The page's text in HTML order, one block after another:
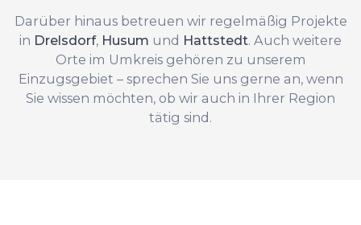
Darüber hinaus betreuen wir regelmäßig Projekte
in Drelsdorf, Husum und Hattstedt. Auch weitere
Orte im Umkreis gehören zu unserem
Einzugsgebiet – sprechen Sie uns gerne an, wenn
Sie wissen möchten, ob wir auch in Ihrer Region
tätig sind.